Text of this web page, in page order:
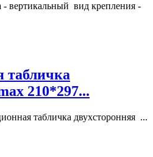
- вертикальный вид крепления -
210*297...
табличка двухсторонняя ...